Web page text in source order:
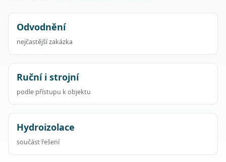
Odvodnění
nejčastější zakázka
Ruční i strojní
podle přístupu k objektu
Hydroizolace
součást řešení